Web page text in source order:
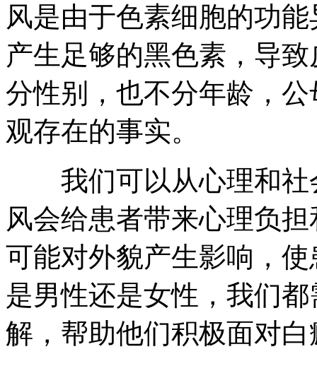
风是由于色素细胞的功
产生足够的黑色素，导
分性别，也不分年龄，
观存在的事实。
我们可以从心理和社
风会给患者带来心理负
可能对外貌产生影响，
是男性还是女性，我们
解，帮助他们积极面对